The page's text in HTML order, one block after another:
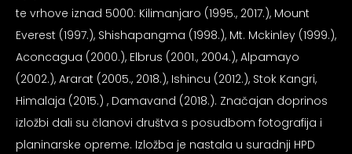
te vrhove iznad 5000: Kilimanjaro (1995., 2017.), Mount
Everest (1997.), Shishapangma (1998.), Mt. Mckinley (1999.),
Aconcagua (2000.), Elbrus (2001., 2004.), Alpamayo
(2002.), Ararat (2005., 2018.), Ishincu (2012.), Stok Kangri,
Himalaja (2015.) , Damavand (2018.). Značajan doprinos
izložbi dali su članovi društva s posudbom fotografija i
planinarske opreme. Izložba je nastala u suradnji HPD